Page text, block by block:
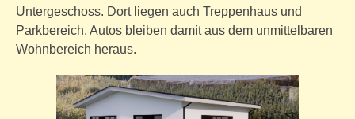
Untergeschoss. Dort liegen auch Treppenhaus und
Parkbereich. Autos bleiben damit aus dem unmittelbaren
Wohnbereich heraus.